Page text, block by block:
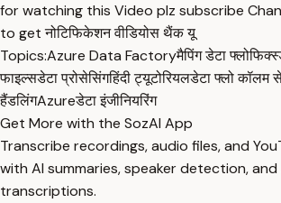
for watching this Video plz subscribe
to get नोटिफिकेशन वीडियोस थैंक यू
Topics:Azure Data Factoryमैपिंग डेटा फ्लो
फाइल्सडेटा प्रोसेसिंगहिंदी ट्यूटोरियलडेटा फ्लो कॉलम
हैंडलिंगAzureडेटा इंजीनियरिंग
Get More with the SozAI App
Transcribe recordings, audio files, and
with AI summaries, speaker detection,
transcriptions.